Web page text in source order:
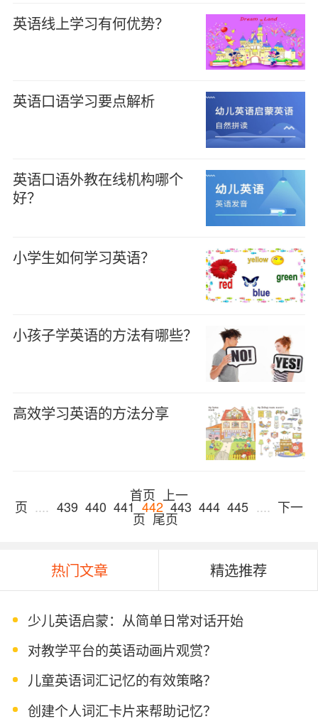
英语线上学习有何优势？
英语口语学习要点解析
英语口语外教在线机构哪个
好？
小学生如何学习英语？
小孩子学英语的方法有哪些？
高效学习英语的方法分享
首页 上一
页 .... 439 440 441 442 443 444 445 .... 下一
页 尾页
热门文章 精选推荐
少儿英语启蒙：从简单日常对话开始
对教学平台的英语动画片观赏？
儿童英语词汇记忆的有效策略？
创建个人词汇卡片来帮助记忆？